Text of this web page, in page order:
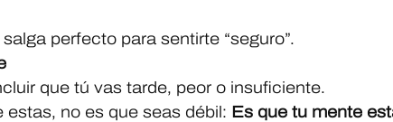
perfecto para sentirte “seguro”.
que tú vas tarde, peor o insuficiente.
no es que seas débil: Es que tu mente